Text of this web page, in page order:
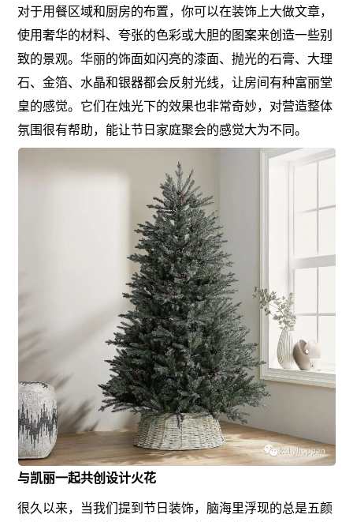
对于用餐区域和厨房的布置，你可以在装饰上大做文章，
使用奢华的材料、夸张的色彩或大胆的图案来创造一些别
致的景观。华丽的饰面如闪亮的漆面、抛光的石膏、大理
石、金箔、水晶和银器都会反射光线，让房间有种富丽堂
皇的感觉。它们在烛光下的效果也非常奇妙，对营造整体
氛围很有帮助，能让节日家庭聚会的感觉大为不同。
与凯丽一起共创设计火花
很久以来，当我们提到节日装饰，脑海里浮现的总是五颜